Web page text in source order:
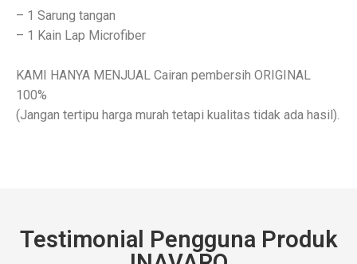
– 1 Sarung tangan
– 1 Kain Lap Microfiber
KAMI HANYA MENJUAL Cairan pembersih ORIGINAL
100%
(Jangan tertipu harga murah tetapi kualitas tidak ada hasil).
Testimonial Pengguna Produk